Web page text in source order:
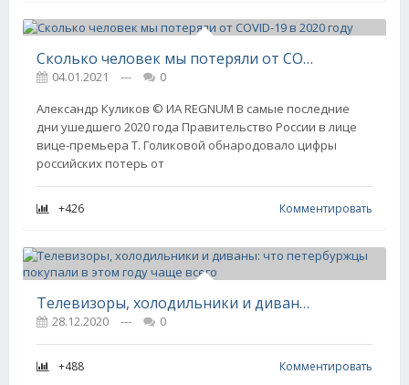
Сколько человек мы потеряли от COVID-19 в 2020 году
04.01.2021 ---
0
Александр Куликов © ИА REGNUM В самые последние
дни ушедшего 2020 года Правительство России в лице
вице-премьера Т. Голиковой обнародовало цифры
российских потерь от
+426 Комментировать
Телевизоры, холодильники и диваны: что петербуржцы покупали в этом году чаще всего
28.12.2020 --- 0
+488 Комментировать